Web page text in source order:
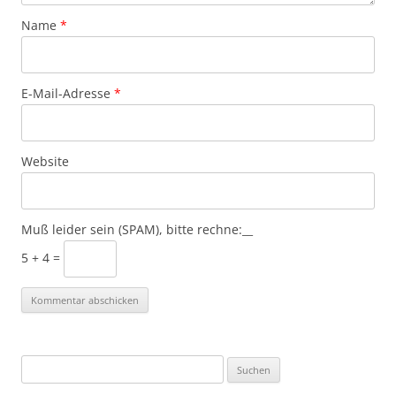
Name *
E-Mail-Adresse *
Website
Muß leider sein (SPAM), bitte rechne:__
5 + 4 =
nach: